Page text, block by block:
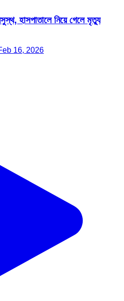
হাসপাতালে নিয়ে গেলে মৃত্যু
16, 2026